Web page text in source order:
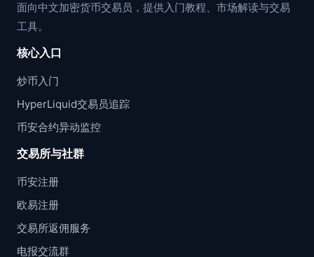
面向中文加密货币交易员，提供入门教程、市场解读与交易
工具。
核心入口
炒币入门
HyperLiquid交易员追踪
币安合约异动监控
交易所与社群
币安注册
欧易注册
交易所返佣服务
电报交流群